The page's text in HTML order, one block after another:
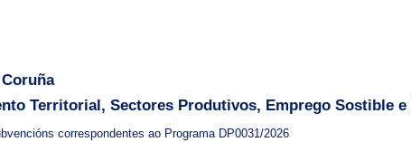
Territorial, Sectores Produtivos, Emprego Sostible
correspondentes ao Programa DP0031/2026